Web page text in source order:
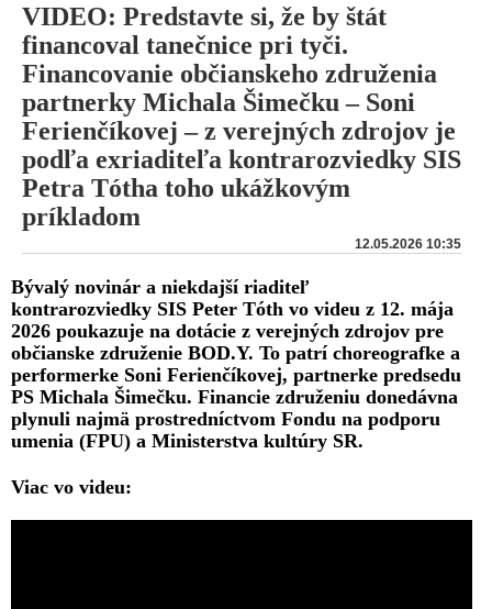
VIDEO: Predstavte si, že by štát
financoval tanečnice pri tyči.
Financovanie občianskeho združenia
partnerky Michala Šimečku – Soni
Ferienčíkovej – z verejných zdrojov je
podľa exriaditeľa kontrarozviedky SIS
Petra Tótha toho ukážkovým
príkladom
12.05.2026 10:35
Bývalý novinár a niekdajší riaditeľ
kontrarozviedky SIS Peter Tóth vo videu z 12. mája
2026 poukazuje na dotácie z verejných zdrojov pre
občianske združenie BOD.Y. To patrí choreografke a
performerke Soni Ferienčíkovej, partnerke predsedu
PS Michala Šimečku. Financie združeniu donedávna
plynuli najmä prostredníctvom Fondu na podporu
umenia (FPU) a Ministerstva kultúry SR.
Viac vo videu: